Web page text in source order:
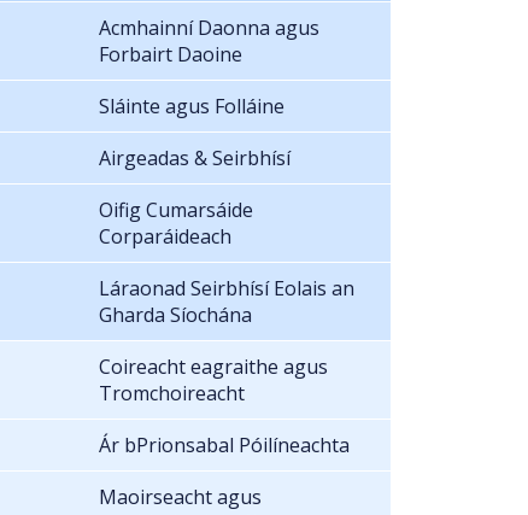
Acmhainní Daonna agus
Forbairt Daoine
Sláinte agus Folláine
Airgeadas & Seirbhísí
Oifig Cumarsáide
Corparáideach
Láraonad Seirbhísí Eolais an
Gharda Síochána
Coireacht eagraithe agus
Tromchoireacht
Ár bPrionsabal Póilíneachta
Maoirseacht agus